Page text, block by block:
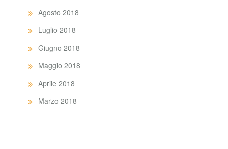
Agosto 2018
Luglio 2018
Giugno 2018
Maggio 2018
Aprile 2018
Marzo 2018